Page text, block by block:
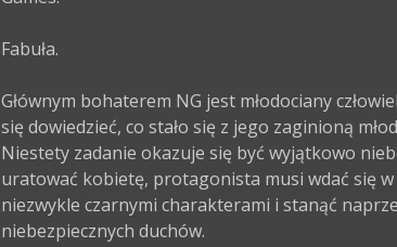
Fabuła.
Głównym bohaterem NG jest młodociany
się dowiedzieć, co stało się z jego zaginioną
Niestety zadanie okazuje się być wyjątkowo
uratować kobietę, protagonista musi wdać się
niezwykle czarnymi charakterami i stanąć
niebezpiecznych duchów.